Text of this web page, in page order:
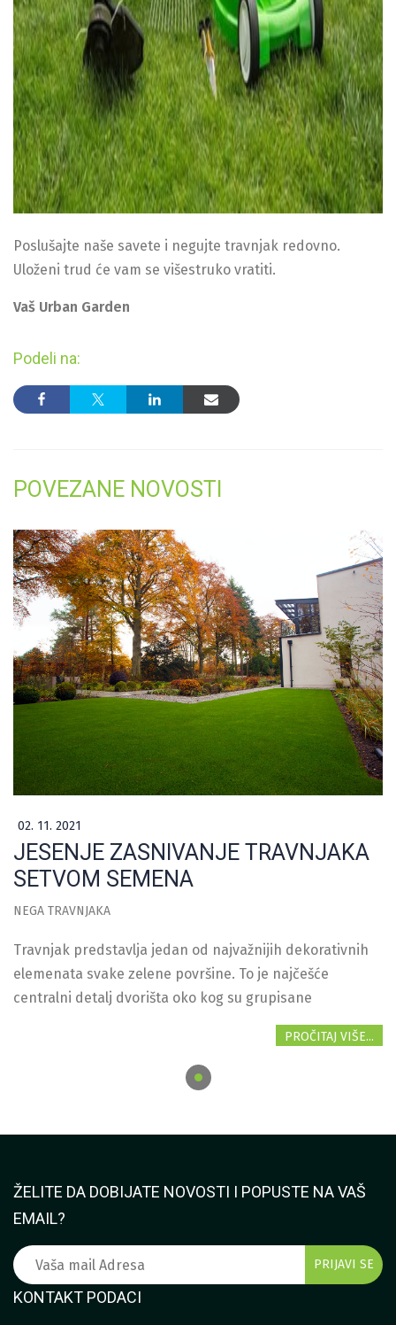
Poslušajte naše savete i negujte travnjak redovno.
Uloženi trud će vam se višestruko vratiti.
Vaš Urban Garden
Podeli na:
POVEZANE NOVOSTI
02. 11. 2021
JESENJE ZASNIVANJE TRAVNJAKA
SETVOM SEMENA
NEGA TRAVNJAKA
Travnjak predstavlja jedan od najvažnijih dekorativnih
elemenata svake zelene površine. To je najčešće
centralni detalj dvorišta oko kog su grupisane
PROČITAJ VIŠE...
ŽELITE DA DOBIJATE NOVOSTI I POPUSTE NA VAŠ
EMAIL?
KONTAKT PODACI